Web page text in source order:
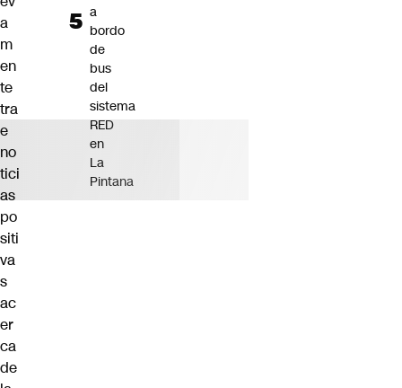
a
m
en
te
tra
e
no
tici
as
po
siti
va
s
ac
er
ca
de
a
bordo
de
bus
del
sistema
RED
en
La
Pintana